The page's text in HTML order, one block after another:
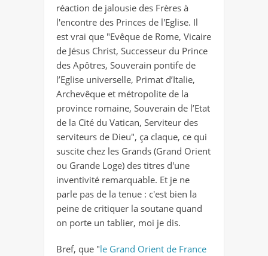
réaction de jalousie des Frères à
l'encontre des Princes de l'Eglise. Il
est vrai que "Evêque de Rome, Vicaire
de Jésus Christ, Successeur du Prince
des Apôtres, Souverain pontife de
l’Eglise universelle, Primat d’Italie,
Archevêque et métropolite de la
province romaine, Souverain de l’Etat
de la Cité du Vatican, Serviteur des
serviteurs de Dieu", ça claque, ce qui
suscite chez les Grands (Grand Orient
ou Grande Loge) des titres d'une
inventivité remarquable. Et je ne
parle pas de la tenue : c'est bien la
peine de critiquer la soutane quand
on porte un tablier, moi je dis.
Bref, que "le Grand Orient de France